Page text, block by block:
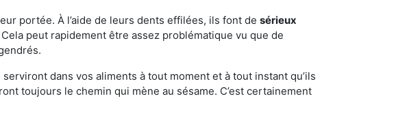
portée. À l’aide de leurs dents effilées, ils font de sérieux
Cela peut rapidement être assez problématique vu que de
dans vos aliments à tout moment et à tout instant qu’ils
toujours le chemin qui mène au sésame. C’est certainement